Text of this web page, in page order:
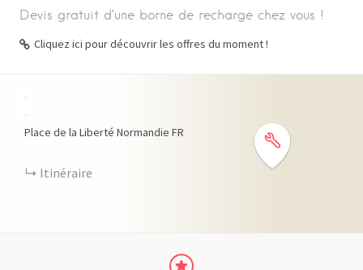
Devis gratuit d’une borne de recharge chez vous !
Cliquez ici pour découvrir les offres du moment !
Place de la Liberté Normandie FR
Itinéraire